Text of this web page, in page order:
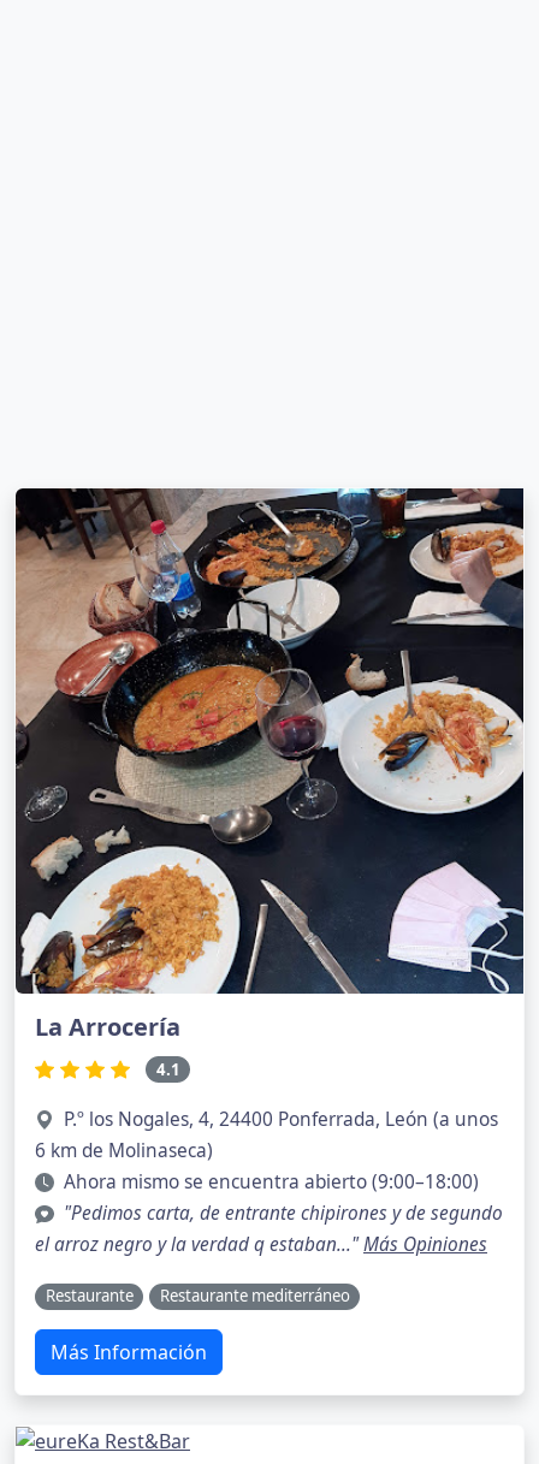
La Arrocería
4.1
P.º los Nogales, 4, 24400 Ponferrada, León (a unos
6 km de Molinaseca)
Ahora mismo se encuentra abierto (9:00–18:00)
"Pedimos carta, de entrante chipirones y de segundo
el arroz negro y la verdad q estaban..."Más Opiniones
Restaurante Restaurante mediterráneo
Más Información